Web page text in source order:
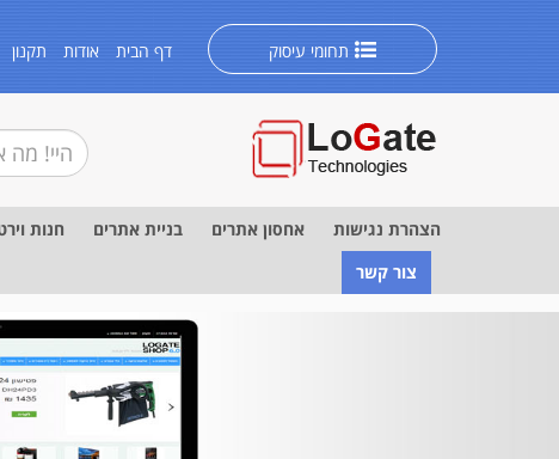
תחומי עיסוק דף הבית אודות תקנון
הצהרת נגישות אחסון אתרים בניית אתרים חנות
צור קשר